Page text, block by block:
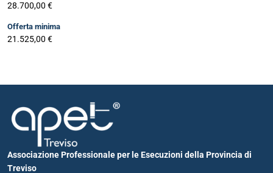
28.700,00 €
Offerta minima
21.525,00 €
Associazione Professionale per le Esecuzioni della Provincia di
Treviso